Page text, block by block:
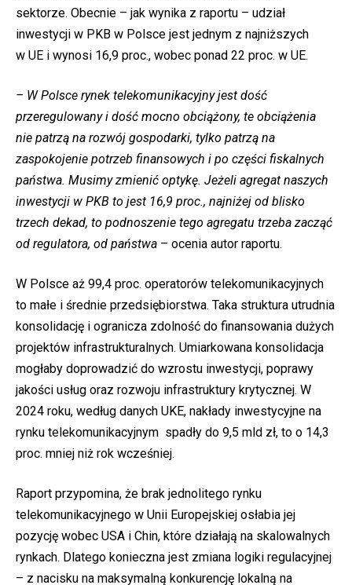
sektorze. Obecnie – jak wynika z raportu – udział
inwestycji w PKB w Polsce jest jednym z najniższych
w UE i wynosi 16,9 proc., wobec ponad 22 proc. w UE.
– W Polsce rynek telekomunikacyjny jest dość
przeregulowany i dość mocno obciążony, te obciążenia
nie patrzą na rozwój gospodarki, tylko patrzą na
zaspokojenie potrzeb finansowych i po części fiskalnych
państwa. Musimy zmienić optykę. Jeżeli agregat naszych
inwestycji w PKB to jest 16,9 proc., najniżej od blisko
trzech dekad, to podnoszenie tego agregatu trzeba zacząć
od regulatora, od państwa – ocenia autor raportu.
W Polsce aż 99,4 proc. operatorów telekomunikacyjnych
to małe i średnie przedsiębiorstwa. Taka struktura utrudnia
konsolidację i ogranicza zdolność do finansowania dużych
projektów infrastrukturalnych. Umiarkowana konsolidacja
mogłaby doprowadzić do wzrostu inwestycji, poprawy
jakości usług oraz rozwoju infrastruktury krytycznej. W
2024 roku, według danych UKE, nakłady inwestycyjne na
rynku telekomunikacyjnym spadły do 9,5 mld zł, to o 14,3
proc. mniej niż rok wcześniej.
Raport przypomina, że brak jednolitego rynku
telekomunikacyjnego w Unii Europejskiej osłabia jej
pozycję wobec USA i Chin, które działają na skalowalnych
rynkach. Dlatego konieczna jest zmiana logiki regulacyjnej
– z nacisku na maksymalną konkurencję lokalną na